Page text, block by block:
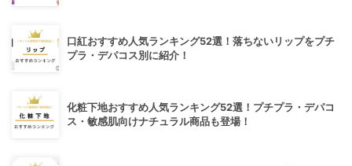
口紅おすすめ人気ランキング52選！落ちないリップをプチ
プラ・デパコス別に紹介！
化粧下地おすすめ人気ランキング52選！プチプラ・デパコ
ス・敏感肌向けナチュラル商品も登場！